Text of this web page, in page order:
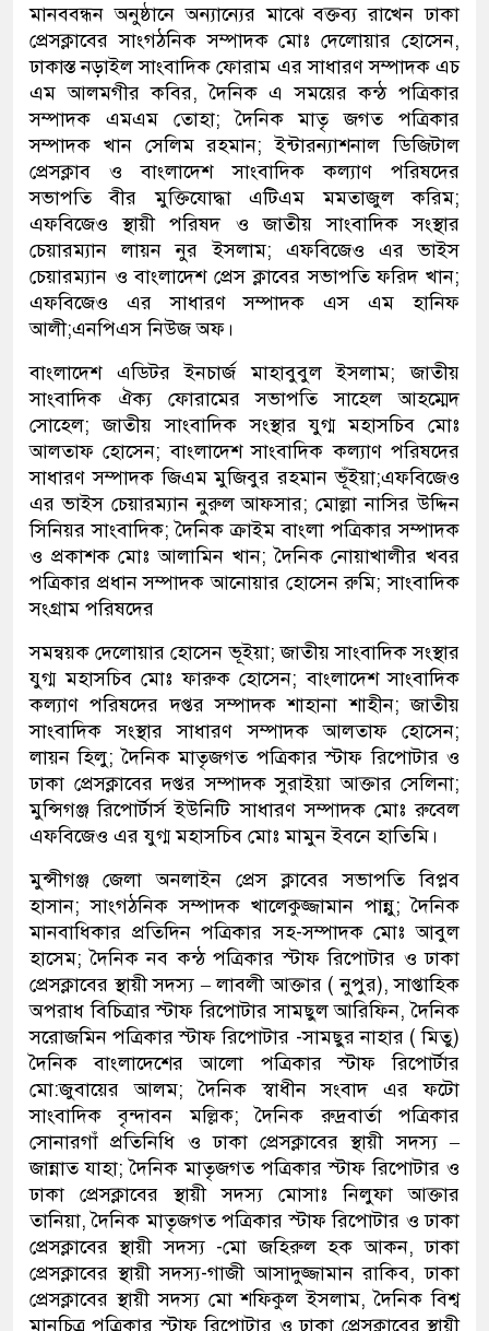
মানববন্ধন অনুষ্ঠানে অন্যান্যের মাঝে বক্তব্য রাখেন ঢাকা
প্রেসক্লাবের সাংগঠনিক সম্পাদক মোঃ দেলোয়ার হোসেন,
ঢাকাস্ত নড়াইল সাংবাদিক ফোরাম এর সাধারণ সম্পাদক এচ
এম আলমগীর কবির, দৈনিক এ সময়ের কন্ঠ পত্রিকার
সম্পাদক এমএম তোহা; দৈনিক মাতৃ জগত পত্রিকার
সম্পাদক খান সেলিম রহমান; ইন্টারন্যাশনাল ডিজিটাল
প্রেসক্লাব ও বাংলাদেশ সাংবাদিক কল্যাণ পরিষদের
সভাপতি বীর মুক্তিযোদ্ধা এটিএম মমতাজুল করিম;
এফবিজেও স্থায়ী পরিষদ ও জাতীয় সাংবাদিক সংস্থার
চেয়ারম্যান লায়ন নুর ইসলাম; এফবিজেও এর ভাইস
চেয়ারম্যান ও বাংলাদেশ প্রেস ক্লাবের সভাপতি ফরিদ খান;
এফবিজেও এর সাধারণ সম্পাদক এস এম হানিফ
আলী;এনপিএস নিউজ অফ।
বাংলাদেশ এডিটর ইনচার্জ মাহাবুবুল ইসলাম; জাতীয়
সাংবাদিক ঐক্য ফোরামের সভাপতি সাহেল আহম্মেদ
সোহেল; জাতীয় সাংবাদিক সংস্থার যুগ্ম মহাসচিব মোঃ
আলতাফ হোসেন; বাংলাদেশ সাংবাদিক কল্যাণ পরিষদের
সাধারণ সম্পাদক জিএম মুজিবুর রহমান ভূঁইয়া;এফবিজেও
এর ভাইস চেয়ারম্যান নুরুল আফসার; মোল্লা নাসির উদ্দিন
সিনিয়র সাংবাদিক; দৈনিক ক্রাইম বাংলা পত্রিকার সম্পাদক
ও প্রকাশক মোঃ আলামিন খান; দৈনিক নোয়াখালীর খবর
পত্রিকার প্রধান সম্পাদক আনোয়ার হোসেন রুমি; সাংবাদিক
সংগ্রাম পরিষদের
সমন্বয়ক দেলোয়ার হোসেন ভূইয়া; জাতীয় সাংবাদিক সংস্থার
যুগ্ম মহাসচিব মোঃ ফারুক হোসেন; বাংলাদেশ সাংবাদিক
কল্যাণ পরিষদের দপ্তর সম্পাদক শাহানা শাহীন; জাতীয়
সাংবাদিক সংস্থার সাধারণ সম্পাদক আলতাফ হোসেন;
লায়ন হিলু; দৈনিক মাতৃজগত পত্রিকার স্টাফ রিপোটার ও
ঢাকা প্রেসক্লাবের দপ্তর সম্পাদক সুরাইয়া আক্তার সেলিনা;
মুন্সিগঞ্জ রিপোর্টার্স ইউনিটি সাধারণ সম্পাদক মোঃ রুবেল
এফবিজেও এর যুগ্ম মহাসচিব মোঃ মামুন ইবনে হাতিমি।
মুন্সীগঞ্জ জেলা অনলাইন প্রেস ক্লাবের সভাপতি বিপ্লব
হাসান; সাংগঠনিক সম্পাদক খালেকুজ্জামান পান্নু; দৈনিক
মানবাধিকার প্রতিদিন পত্রিকার সহ-সম্পাদক মোঃ আবুল
হাসেম; দৈনিক নব কন্ঠ পত্রিকার স্টাফ রিপোটার ও ঢাকা
প্রেসক্লাবের স্থায়ী সদস্য – লাবলী আক্তার ( নুপুর), সাপ্তাহিক
অপরাধ বিচিত্রার স্টাফ রিপোটার সামছুল আরিফিন, দৈনিক
সরোজমিন পত্রিকার স্টাফ রিপোটার -সামছুর নাহার ( মিতু)
দৈনিক বাংলাদেশের আলো পত্রিকার স্টাফ রিপোর্টার
মো:জুবায়ের আলম; দৈনিক স্বাধীন সংবাদ এর ফটো
সাংবাদিক বৃন্দাবন মল্লিক; দৈনিক রুদ্রবার্তা পত্রিকার
সোনারগাঁ প্রতিনিধি ও ঢাকা প্রেসক্লাবের স্থায়ী সদস্য –
জান্নাত যাহা; দৈনিক মাতৃজগত পত্রিকার স্টাফ রিপোটার ও
ঢাকা প্রেসক্লাবের স্থায়ী সদস্য মোসাঃ নিলুফা আক্তার
তানিয়া, দৈনিক মাতৃজগত পত্রিকার স্টাফ রিপোটার ও ঢাকা
প্রেসক্লাবের স্থায়ী সদস্য -মো জহিরুল হক আকন, ঢাকা
প্রেসক্লাবের স্থায়ী সদস্য-গাজী আসাদুজ্জামান রাকিব, ঢাকা
প্রেসক্লাবের স্থায়ী সদস্য মো শফিকুল ইসলাম, দৈনিক বিশ্ব
মানচিত্র পত্রিকার স্টাফ রিপোটার ও ঢাকা প্রেসক্লাবের স্থায়ী